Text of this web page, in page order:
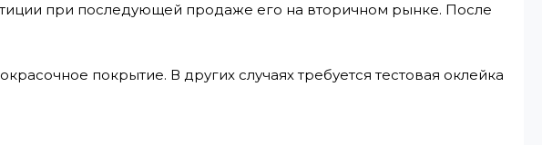
при последующей продаже его на вторичном рынке. После
покрытие. В других случаях требуется тестовая оклейка